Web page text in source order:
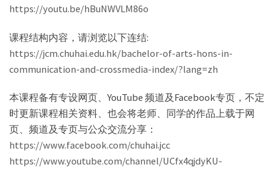
https://youtu.be/hBuNWVLM86o
课程结构内容，请浏览以下连结:
https://jcm.chuhai.edu.hk/bachelor-of-arts-hons-in-
communication-and-crossmedia-index/?lang=zh
本课程备有专设网页、YouTube 频道及Facebook专页，不定
时更新课程相关资料、也会将老师、同学的作品上载于网
页、频道及专页与公众交流分享：
https://www.facebook.com/chuhai.jcc
https://www.youtube.com/channel/UCfx4qjdyKU-